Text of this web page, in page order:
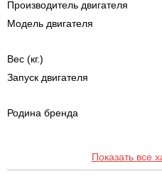
Производитель двигателя
Модель двигателя
Вес (кг.)
Запуск двигателя
Родина бренда
Показать все